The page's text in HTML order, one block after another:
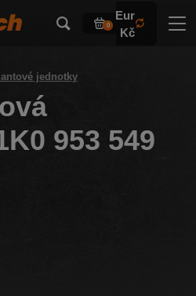
0
Eur
Kč
jednotky
953 549